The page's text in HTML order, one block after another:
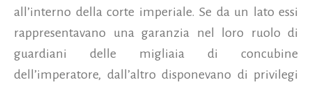
all’interno della corte imperiale. Se da un lato essi
rappresentavano una garanzia nel loro ruolo di
guardiani delle migliaia di concubine
dell’imperatore, dall’altro disponevano di privilegi